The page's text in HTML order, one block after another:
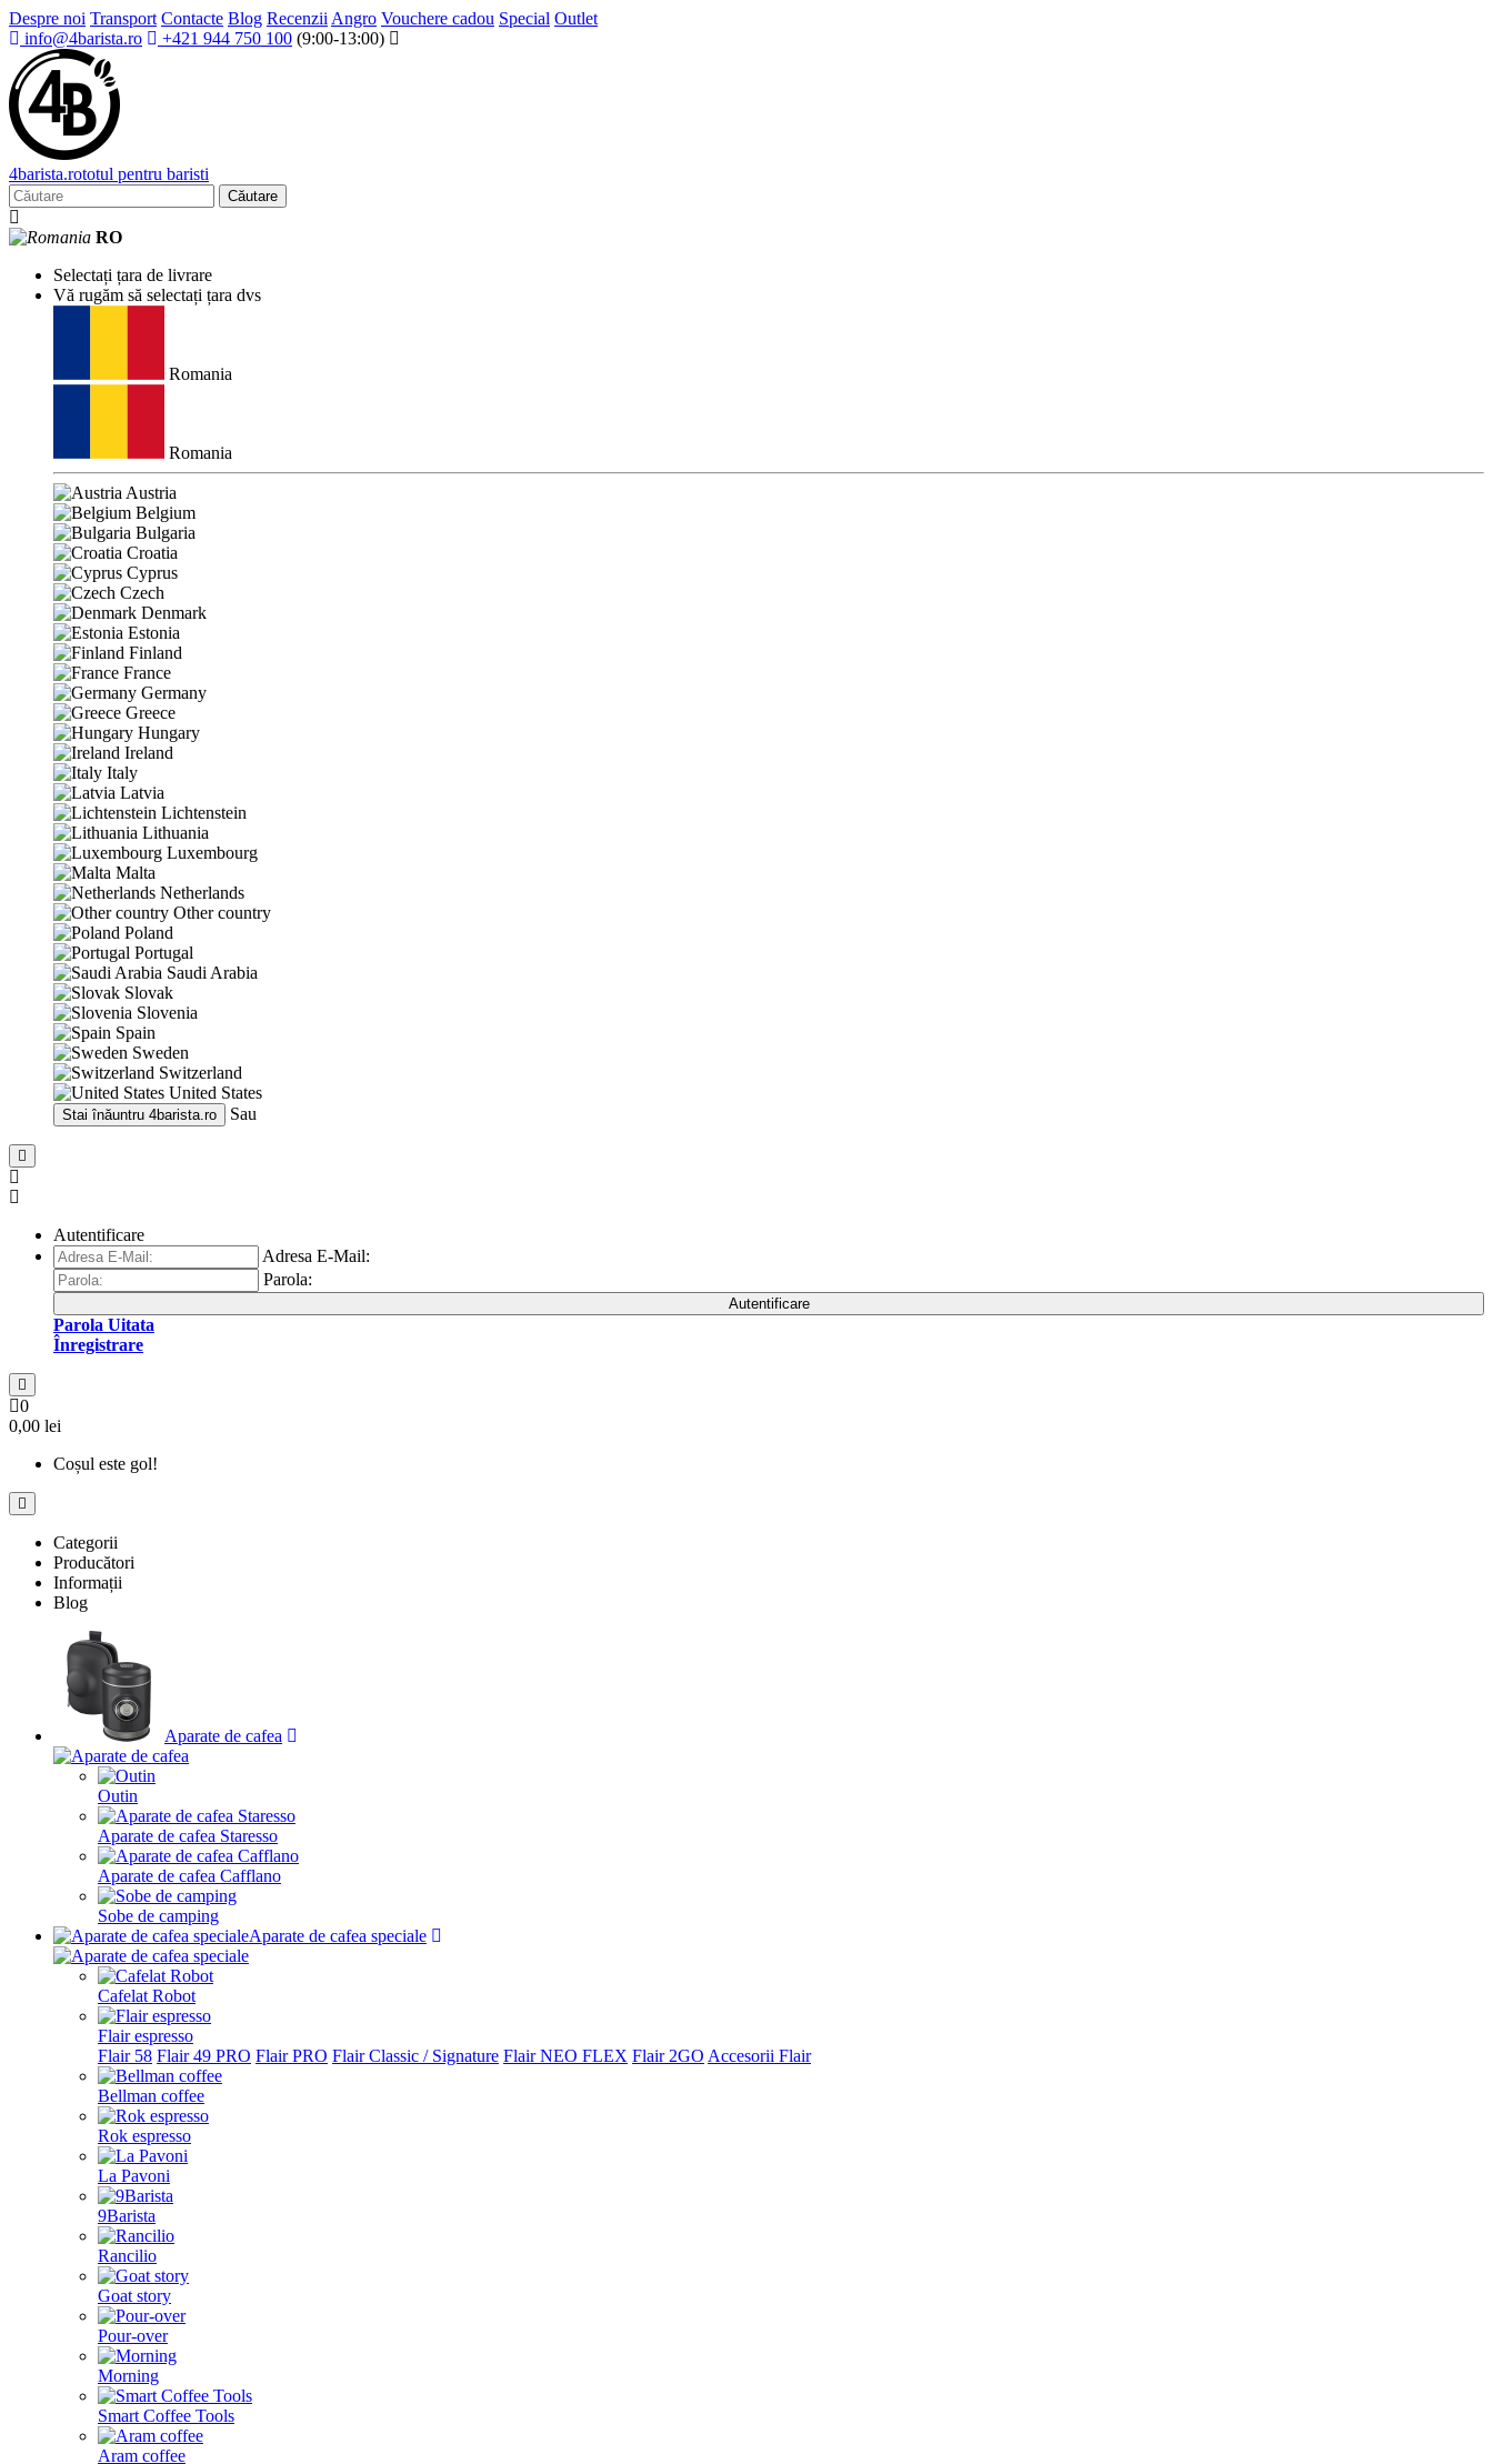
Despre noi Transport Contacte Blog Recenzii Angro Vouchere cadou Special Outlet
info@4barista.ro
+421 944 750 100 (9:00-13:00)
4barista.rototul pentru baristi
Căutare
RO
Selectați țara de livrare
Vă rugăm să selectați țara dvs
Romania
Romania
Austria
Belgium
Bulgaria
Croatia
Cyprus
Czech
Denmark
Estonia
Finland
France
Germany
Greece
Hungary
Ireland
Italy
Latvia
Lichtenstein
Lithuania
Luxembourg
Malta
Netherlands
Other country
Poland
Portugal
Saudi Arabia
Slovak
Slovenia
Spain
Sweden
Switzerland
United States
Stai înăuntru 4barista.ro Sau
Autentificare
Adresa E-Mail:
Parola:
Autentificare
Parola Uitata
Înregistrare
0
0,00 lei
Coșul este gol!
Categorii
Producători
Informații
Blog
Aparate de cafea
Outin
Aparate de cafea Staresso
Aparate de cafea Cafflano
Sobe de camping
Aparate de cafea speciale
Cafelat Robot
Flair espresso
Flair 58 Flair 49 PRO Flair PRO Flair Classic / Signature Flair NEO FLEX Flair 2GO Accesorii Flair
Bellman coffee
Rok espresso
La Pavoni
9Barista
Rancilio
Goat story
Pour-over
Morning
Smart Coffee Tools
Aram coffee